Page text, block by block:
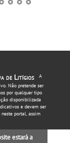
de Litígios
A
Não pretende ser
por qualquer tipo
disponibilizada
e devem ser
portal, assim
estará a